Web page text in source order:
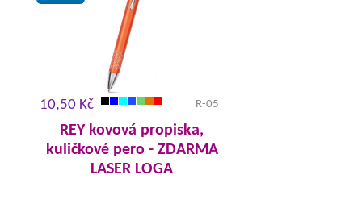
10,50 Kč R-05
REY kovová propiska,
kuličkové pero - ZDARMA
LASER LOGA